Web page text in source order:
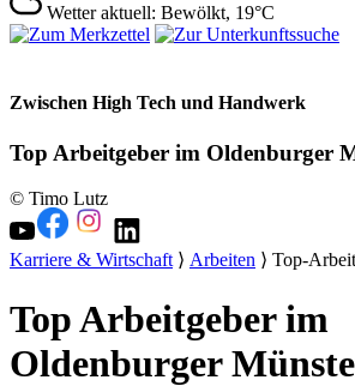
Wetter aktuell: Bewölkt, 19°C
Zwischen High Tech und Handwerk
Top Arbeitgeber im Oldenburger
© Timo Lutz
Karriere & Wirtschaft⟩ Arbeiten ⟩ Top-
Top Arbeitgeber im
Oldenburger